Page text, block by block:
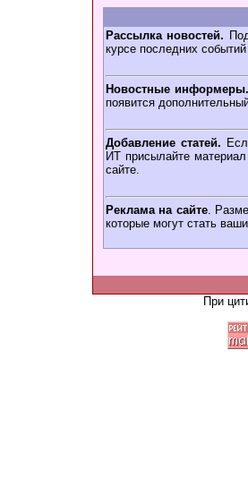
Рассылка новостей.
курсе последних
Новостные информеры.
появится
Добавление статей.
ИТ присылайте
сайте.
Реклама на сайте.
которые могут стать
При